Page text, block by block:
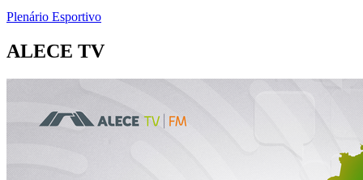
Plenário Esportivo
ALECE TV